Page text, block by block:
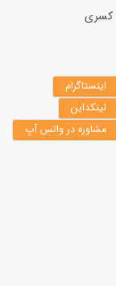
اینستاگرام
لینکداین
مشاوره در واتس آپ